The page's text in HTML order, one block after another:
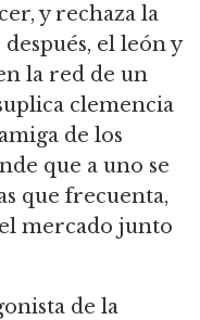
y rechaza la
después, el león y
la red de un
clemencia
de los
que a uno se
que frecuenta,
mercado junto
de la